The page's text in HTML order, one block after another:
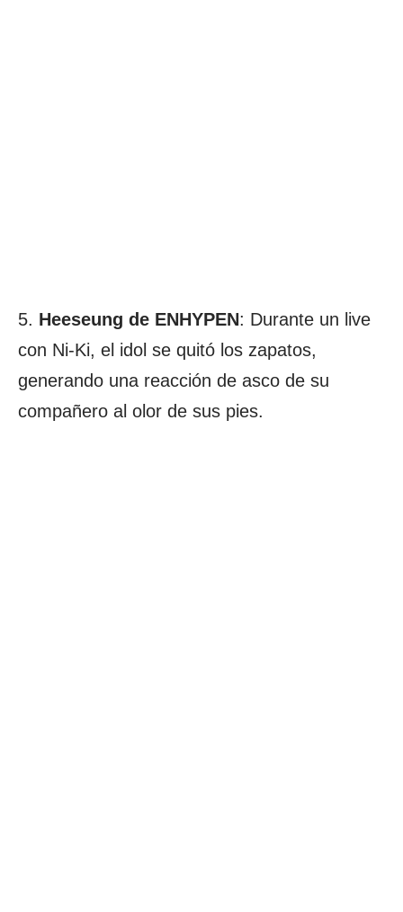
5. Heeseung de ENHYPEN: Durante un live
con Ni-Ki, el idol se quitó los zapatos,
generando una reacción de asco de su
compañero al olor de sus pies.